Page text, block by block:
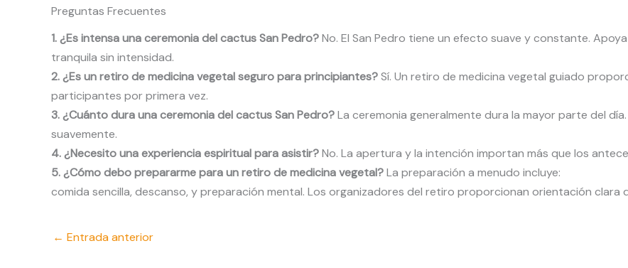
Preguntas Frecuentes
1. ¿Es intensa una ceremonia del cactus San Pedro?No. El San Pedro tiene un efecto suave y constante.
tranquila sin intensidad.
2. ¿Es un retiro de medicina vegetal seguro para principiantes?Sí. Un retiro de medicina vegetal guiado
participantes por primera vez.
3. ¿Cuánto dura una ceremonia del cactus San Pedro?La ceremonia generalmente dura la mayor parte del
suavemente.
4. ¿Necesito una experiencia espiritual para asistir?No. La apertura y la intención importan más que los
5. ¿Cómo debo prepararme para un retiro de medicina vegetal?La preparación a menudo incluye:
comida sencilla, descanso, y preparación mental. Los organizadores del retiro proporcionan orientación clara
← Entrada anterior